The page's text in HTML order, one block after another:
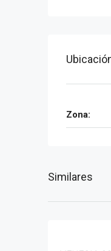
Zona:
Similares